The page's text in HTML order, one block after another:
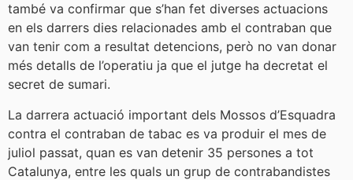
també va confirmar que s’han fet diverses actuacions
en els darrers dies relacionades amb el contraban que
van tenir com a resultat detencions, però no van donar
més detalls de l’operatiu ja que el jutge ha decretat el
secret de sumari.
La darrera actuació important dels Mossos d’Esquadra
contra el contraban de tabac es va produir el mes de
juliol passat, quan es van detenir 35 persones a tot
Catalunya, entre les quals un grup de contrabandistes